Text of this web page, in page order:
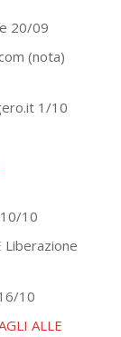
20/09
(nota)
1/10
10
Liberazione
10
ALLE